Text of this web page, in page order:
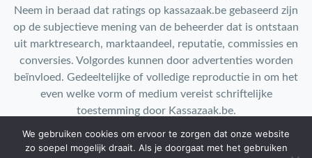
Neem in beraad dat ratings op kassazaak.be gebaseerd zijn
op de subjectieve mening van de beheerder dat is ontstaan
uit marktresearch, marktaandeel, reputatie, commissies en
conversies. Volgordes kunnen door advertenties worden
beïnvloed. Gedeeltelijke of volledige reproductie in om het
even welke vorm of medium vereist schriftelijke
toestemming door Kassazaak.be.
Contact: info@kassazaak.nl
We gebruiken cookies om ervoor te zorgen dat onze website
zo soepel mogelijk draait. Als je doorgaat met het gebruiken